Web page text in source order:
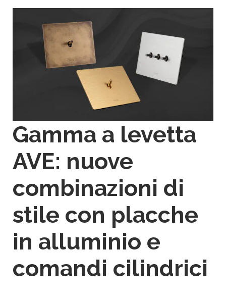
Gamma a levetta
AVE: nuove
combinazioni di
stile con placche
in alluminio e
comandi cilindrici